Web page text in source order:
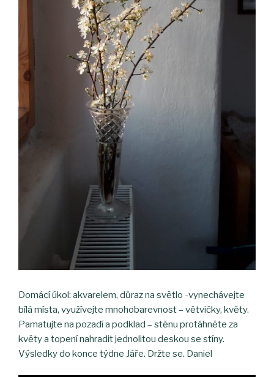
Domácí úkol: akvarelem, důraz na světlo -vynechávejte
bílá místa, využívejte mnohobarevnost – větvičky, květy.
Pamatujte na pozadí a podklad – stěnu protáhněte za
květy a topení nahradit jednolitou deskou se stíny.
Výsledky do konce týdne Jáře. Držte se. Daniel